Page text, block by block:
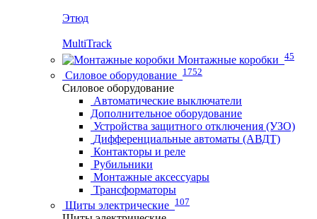
Этюд
MultiTrack
Монтажные коробки 45
Силовое оборудование 1752
Силовое оборудование
Автоматические выключатели
Дополнительное оборудование
Устройства защитного отключения (УЗО)
Дифференциальные автоматы (АВДТ)
Контакторы и реле
Рубильники
Монтажные аксессуары
Трансформаторы
Щиты электрические 107